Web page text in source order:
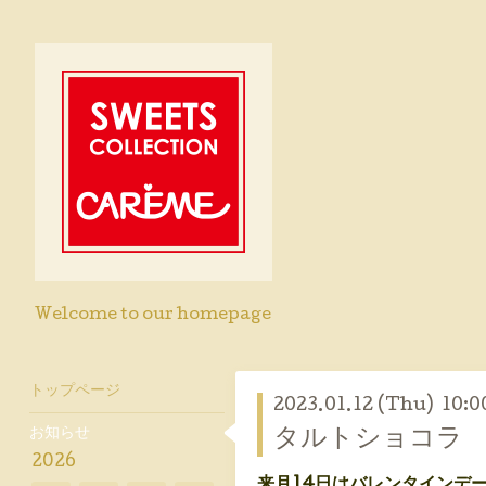
Welcome to our homepage
2023.01.12 (Thu)
タルトショコラ
トップページ
お知らせ
2026